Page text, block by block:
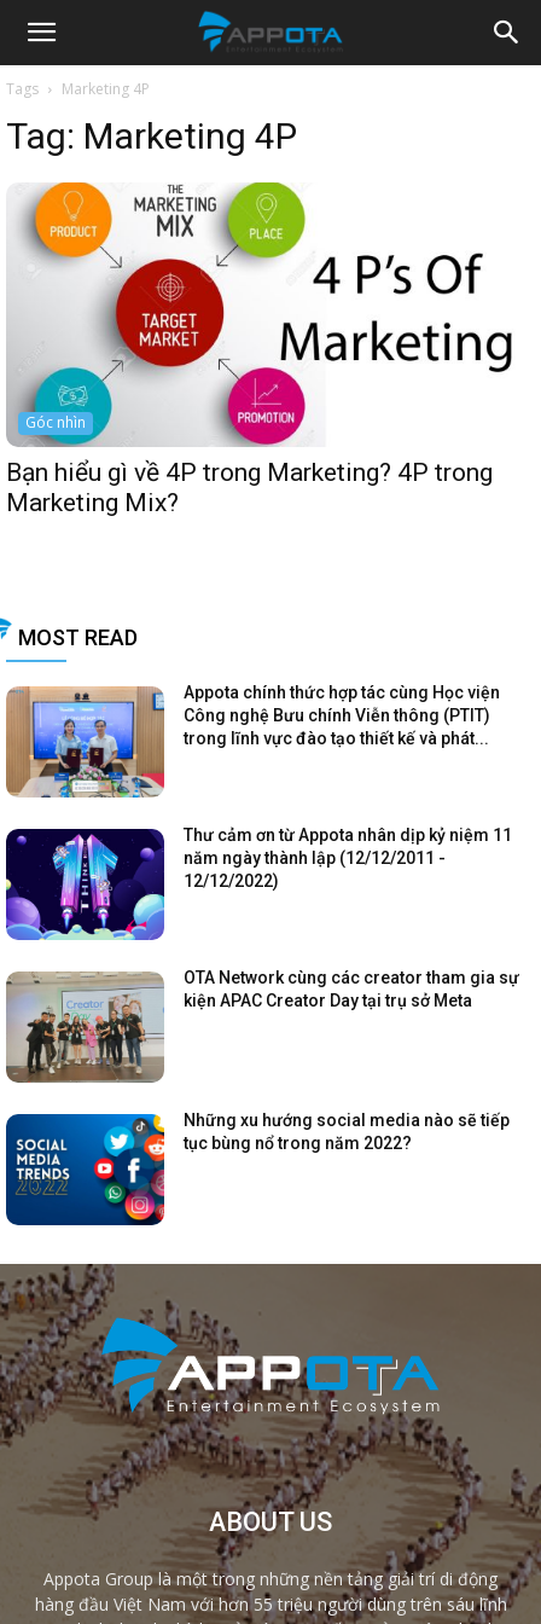
Appota
News
Tags Marketing 4P
Tag: Marketing 4P
Góc nhìn
Bạn hiểu gì về 4P trong Marketing? 4P trong
Marketing Mix?
MOST READ
Appota chính thức hợp tác cùng Học viện
Công nghệ Bưu chính Viễn thông (PTIT)
trong lĩnh vực đào tạo thiết kế và phát...
Thư cảm ơn từ Appota nhân dịp kỷ niệm 11
năm ngày thành lập (12/12/2011 -
12/12/2022)
OTA Network cùng các creator tham gia sự
kiện APAC Creator Day tại trụ sở Meta
Những xu hướng social media nào sẽ tiếp
tục bùng nổ trong năm 2022?
ABOUT US
Appota Group là một trong những nền tảng giải trí di động
hàng đầu Việt Nam với hơn 55 triệu người dùng trên sáu lĩnh